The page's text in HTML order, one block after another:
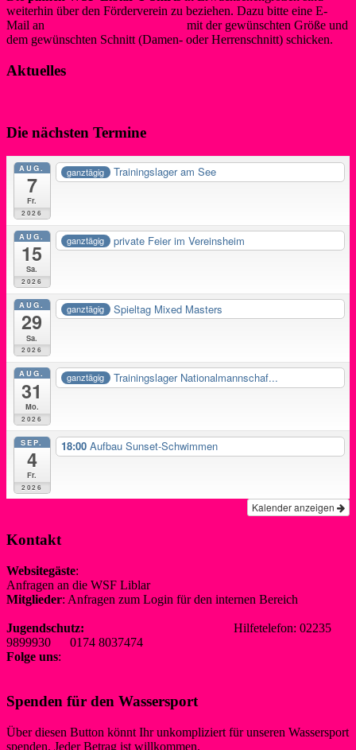
weiterhin über den Förderverein zu beziehen. Dazu bitte eine E-
Mail an
mit der gewünschten Größe und
dem gewünschten Schnitt (Damen- oder Herrenschnitt) schicken.
Aktuelles
Die nächsten Termine
AUG.
7
Fr.
2026
ganztägig Trainingslager am See
AUG.
15
Sa.
2026
ganztägig private Feier im Vereinsheim
AUG.
29
Sa.
2026
ganztägig Spieltag Mixed Masters
AUG.
31
Mo.
2026
ganztägig Trainingslager Nationalmannschaf...
SEP.
4
Fr.
2026
18:00 Aufbau Sunset-Schwimmen
Kalender anzeigen
Kontakt
Websitegäste:
Anfragen an die WSF Liblar
Mitglieder: Anfragen zum Login für den internen Bereich
Jugendschutz:
Hilfetelefon: 02235
9899930 0174 8037474
Folge uns:
Spenden für den Wassersport
Über diesen Button könnt Ihr unkompliziert für unseren Wassersport
spenden. Jeder Betrag ist willkommen.